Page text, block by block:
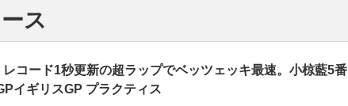
ス
コード1秒更新の超ラップでベッツェッキ最速。小椋藍5番
イギリスGP プラクティス